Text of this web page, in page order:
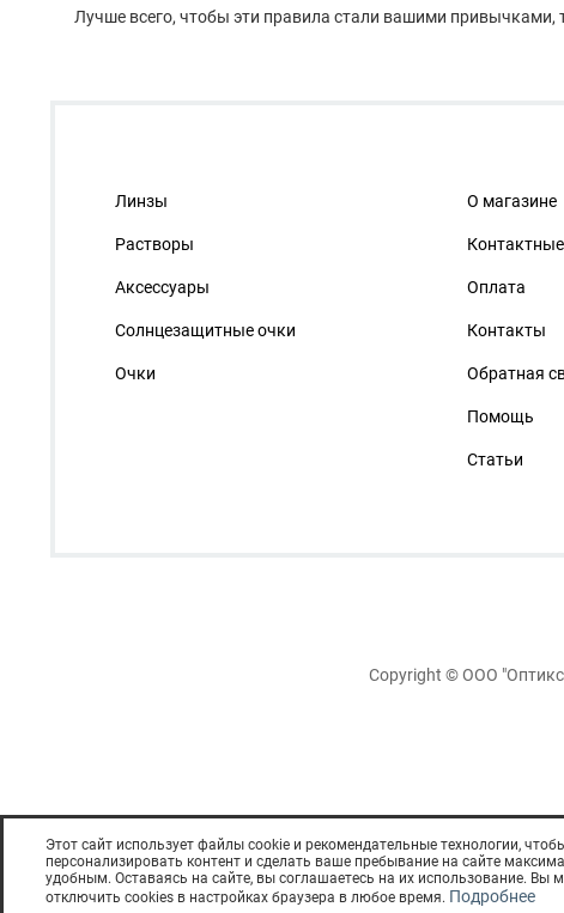
Лучше всего, чтобы эти правила стали вашими привычками,
Линзы
Растворы
Аксессуары
Солнцезащитные очки
Очки
О магазине
Оплата
Контакты
Обратная
Помощь
Статьи
Copyright ©ООО
EСТЬ
Этот сайт использует файлы cookie и рекомендательные технологии,
персонализировать контент и сделать ваше пребывание на сайте
удобным. Оставаясь на сайте, вы соглашаетесь на их использование. Вы
отключить cookies в настройках браузера в любое время. Подробнее